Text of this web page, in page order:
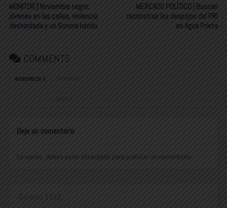
MONITOR | Noviembre negro:
jóvenes en las calles, violencia
desbordada y un Sonora herido
MERCADO POLÍTICO | Buscan
reconstruir los despojos del PRI
en Agua Prieta
COMMENTS
WORDPRESS: 0 FACEBOOK:
DISQUS:
Deja un comentario
Lo siento, debes estar conectado para publicar un comentario.
Edición 1312